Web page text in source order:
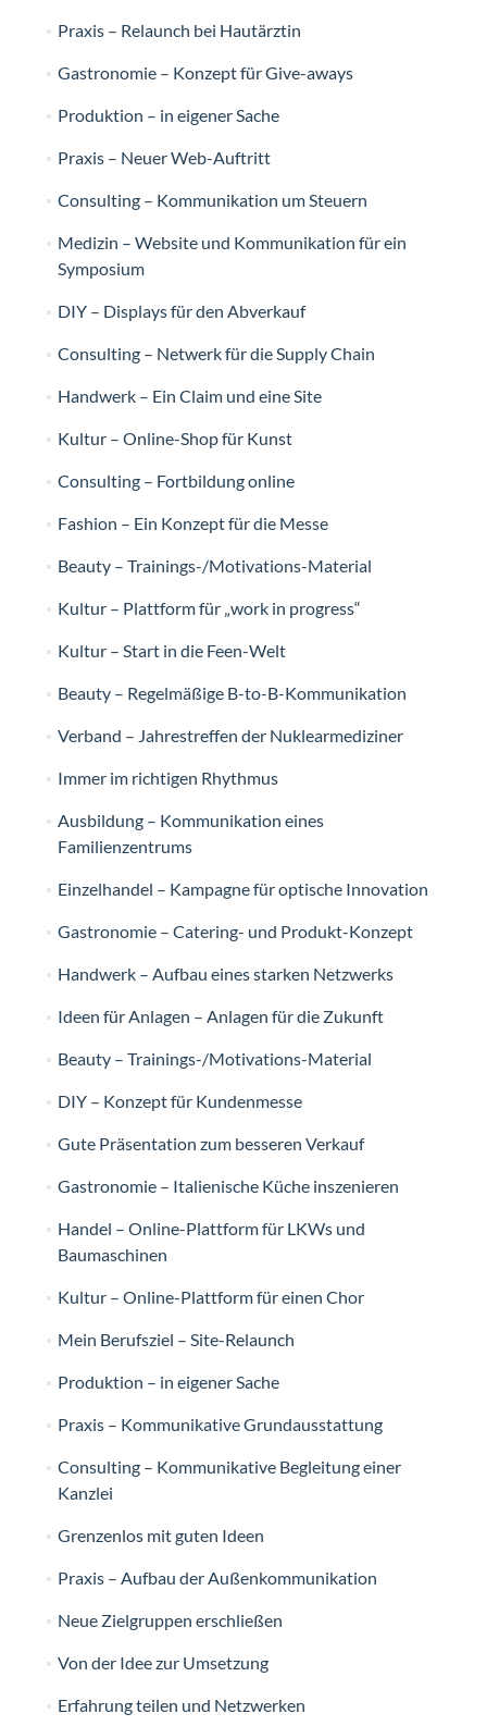
Praxis – Relaunch bei Hautärztin
Gastronomie – Konzept für Give-aways
Produktion – in eigener Sache
Praxis – Neuer Web-Auftritt
Consulting – Kommunikation um Steuern
Medizin – Website und Kommunikation für ein
Symposium
DIY – Displays für den Abverkauf
Consulting – Netwerk für die Supply Chain
Handwerk – Ein Claim und eine Site
Kultur – Online-Shop für Kunst
Consulting – Fortbildung online
Fashion – Ein Konzept für die Messe
Beauty – Trainings-/Motivations-Material
Kultur – Plattform für „work in progress“
Kultur – Start in die Feen-Welt
Beauty – Regelmäßige B-to-B-Kommunikation
Verband – Jahrestreffen der Nuklearmediziner
Immer im richtigen Rhythmus
Ausbildung – Kommunikation eines
Familienzentrums
Einzelhandel – Kampagne für optische Innovation
Gastronomie – Catering- und Produkt-Konzept
Handwerk – Aufbau eines starken Netzwerks
Ideen für Anlagen – Anlagen für die Zukunft
Beauty – Trainings-/Motivations-Material
DIY – Konzept für Kundenmesse
Gute Präsentation zum besseren Verkauf
Gastronomie – Italienische Küche inszenieren
Handel – Online-Plattform für LKWs und
Baumaschinen
Kultur – Online-Plattform für einen Chor
Mein Berufsziel – Site-Relaunch
Produktion – in eigener Sache
Praxis – Kommunikative Grundausstattung
Consulting – Kommunikative Begleitung einer
Kanzlei
Grenzenlos mit guten Ideen
Praxis – Aufbau der Außenkommunikation
Neue Zielgruppen erschließen
Von der Idee zur Umsetzung
Erfahrung teilen und Netzwerken